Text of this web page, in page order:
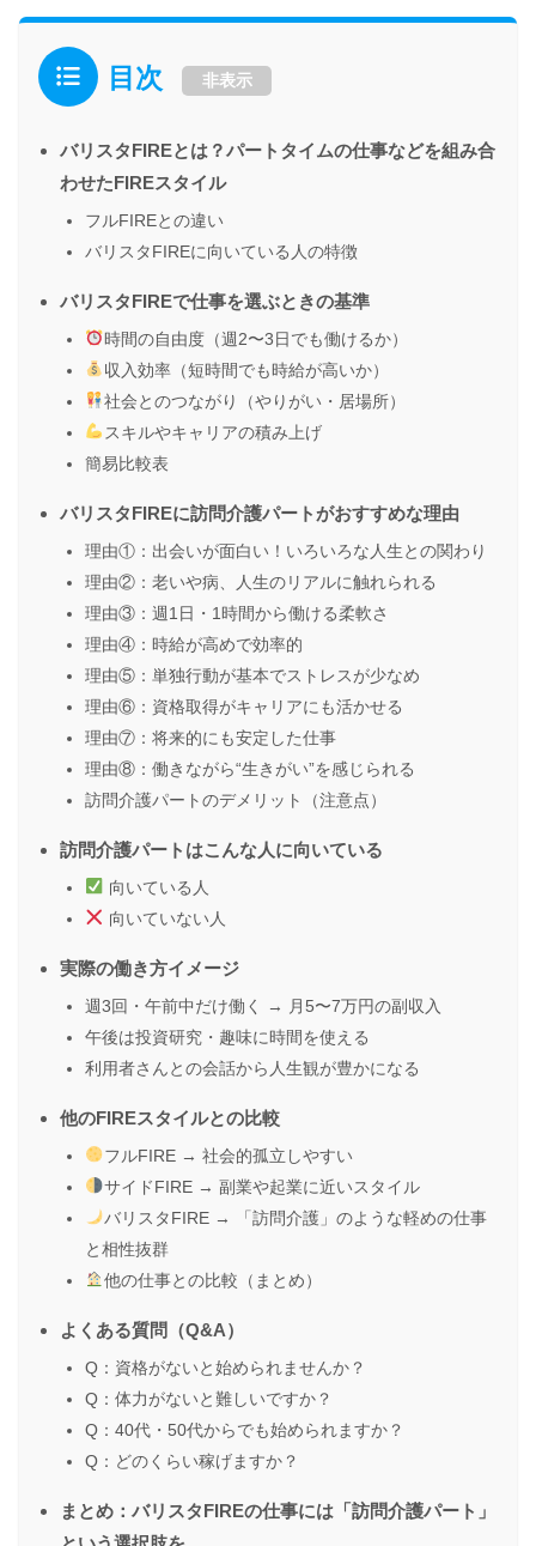
目次 非表示
バリスタFIREとは？パートタイムの仕事などを組み合
わせたFIREスタイル
フルFIREとの違い
バリスタFIREに向いている人の特徴
バリスタFIREで仕事を選ぶときの基準
時間の自由度（週2〜3日でも働けるか）
収入効率（短時間でも時給が高いか）
社会とのつながり（やりがい・居場所）
スキルやキャリアの積み上げ
簡易比較表
バリスタFIREに訪問介護パートがおすすめな理由
理由①：出会いが面白い！いろいろな人生との関わり
理由②：老いや病、人生のリアルに触れられる
理由③：週1日・1時間から働ける柔軟さ
理由④：時給が高めで効率的
理由⑤：単独行動が基本でストレスが少なめ
理由⑥：資格取得がキャリアにも活かせる
理由⑦：将来的にも安定した仕事
理由⑧：働きながら“生きがい”を感じられる
訪問介護パートのデメリット（注意点）
訪問介護パートはこんな人に向いている
向いている人
向いていない人
実際の働き方イメージ
週3回・午前中だけ働く → 月5〜7万円の副収入
午後は投資研究・趣味に時間を使える
利用者さんとの会話から人生観が豊かになる
他のFIREスタイルとの比較
フルFIRE → 社会的孤立しやすい
サイドFIRE → 副業や起業に近いスタイル
バリスタFIRE → 「訪問介護」のような軽めの仕事
と相性抜群
他の仕事との比較（まとめ）
よくある質問（Q&A）
Q：資格がないと始められませんか？
Q：体力がないと難しいですか？
Q：40代・50代からでも始められますか？
Q：どのくらい稼げますか？
まとめ：バリスタFIREの仕事には「訪問介護パート」